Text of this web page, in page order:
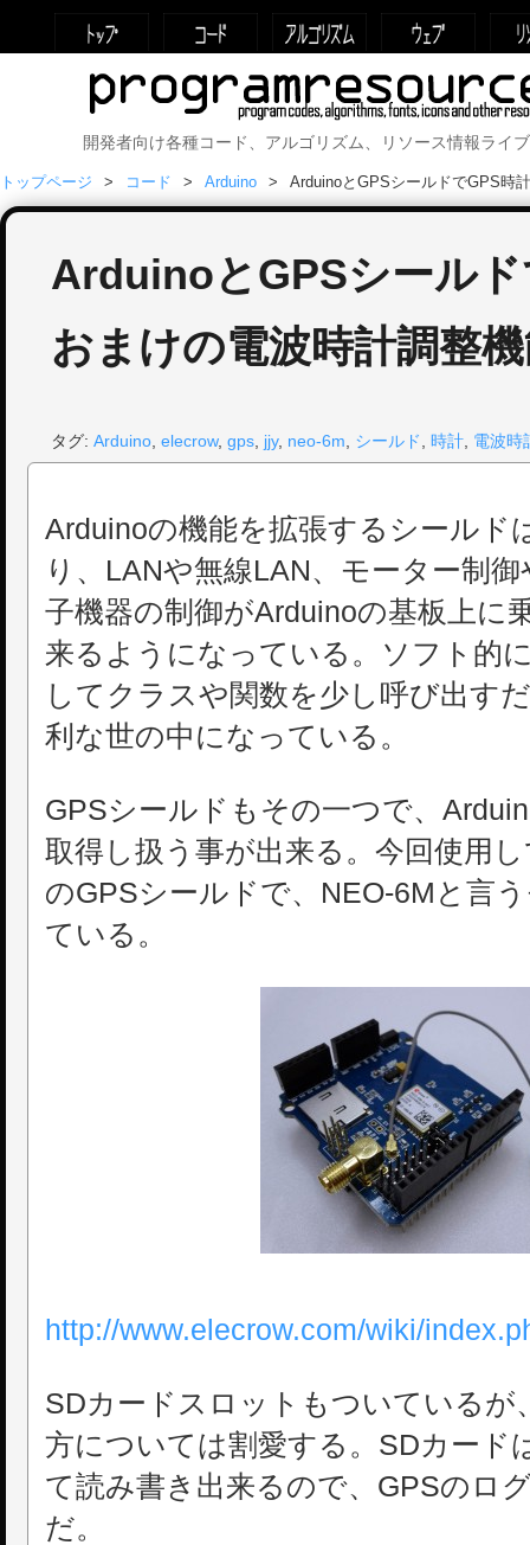
開発者向け各種コード、アルゴリズム、リソース情報ラ
トップページ コード Arduino ArduinoとGPSシールドでGPS時
ArduinoとGPSシール
おまけの電波時計調整
タグ: Arduino, elecrow, gps, jjy, neo-6m, シールド , 時計, 電波時
Arduinoの機能を拡張するシールド
り、LANや無線LAN、モーター制
子機器の制御がArduinoの基板上に
来るようになっている。ソフト的
してクラスや関数を少し呼び出す
利な世の中になっている。
GPSシールドもその一つで、
取得し扱う事が出来る。今回使用
のGPSシールドで、NEO-6Mと言
ている。
http://www.elecrow.com/wiki/
SDカードスロットもついているが
方については割愛する。SDカード
て読み書き出来るので、GPSのロ
だ。